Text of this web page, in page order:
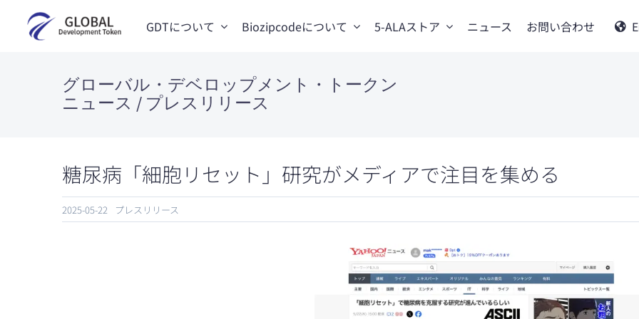
GDTについて Biozipcodeについて 5-ALAストア ニュース お問い合わせ
グローバル・デベロップメント・トークン
ニュース / プレスリリース
糖尿病「細胞リセット」研究がメディアで注目を集める
2025-05-22 プレスリリース